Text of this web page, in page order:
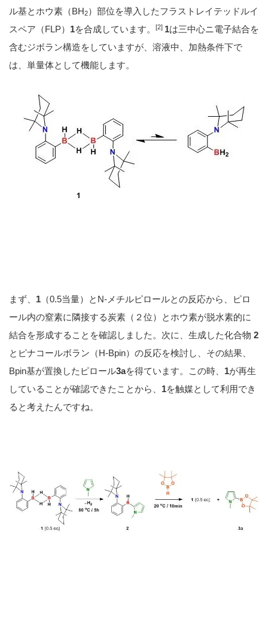
ル基とホウ素（BH2）部位を導入したフラストレイテッドルイ
スペア（FLP） 1を合成しています。 [2] 1は三中心ニ電子結合を
含むジボラン構造をしていますが、溶液中、加熱条件下で
は、単量体として機能します。
まず、 1 （0.5当量）とN-メチルピロールとの反応から、ピロ
ール内の窒素に隣接する炭素（２位）とホウ素が脱水素的に
結合を形成することを確認しました。次に、生成した化合物 2
とピナコールボラン（H-Bpin）の反応を検討し、その結果、
Bpin基が置換したピロール3aを得ています。この時、 1が再生
していることが確認できたことから、 1を触媒として利用でき
ると考えたんですね。